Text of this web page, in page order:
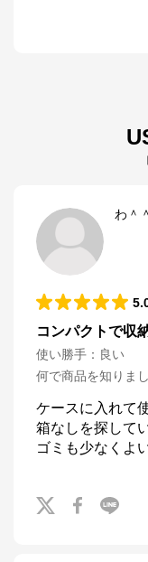
わ＾
コンパクトで収
使い勝手 ： 良い
何で商品を知りま
ケースに入れて
箱なしを探して
ゴミも少なくよ